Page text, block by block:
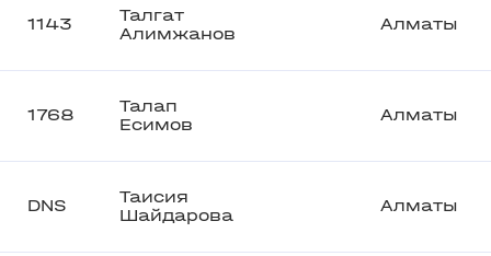
1143
Талгат
Алимжанов
Алматы
1768
Талап
Есимов
Алматы
DNS
Таисия
Шайдарова
Алматы